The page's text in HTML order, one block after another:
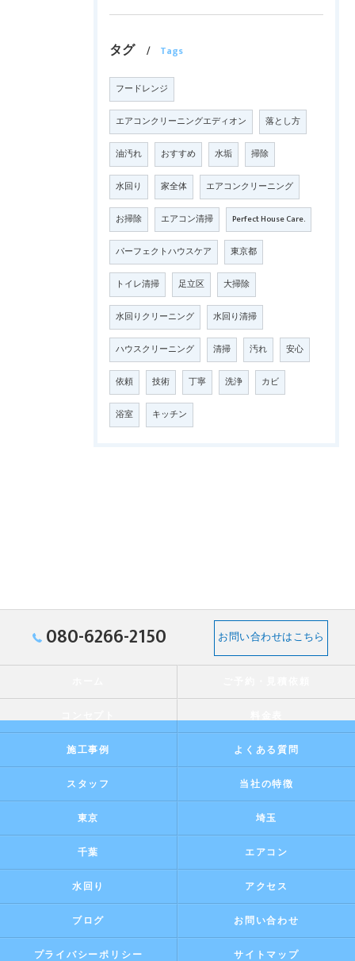
タグ Tags
フードレンジ
エアコンクリーニングエディオン 落とし方
油汚れ おすすめ 水垢 掃除
水回り 家全体 エアコンクリーニング
お掃除 エアコン清掃 Perfect House Care.
パーフェクトハウスケア 東京都
トイレ清掃 足立区 大掃除
水回りクリーニング 水回り清掃
ハウスクリーニング 清掃 汚れ 安心
依頼 技術 丁寧 洗浄 カビ
浴室 キッチン
080-6266-2150 お問い合わせはこちら
施工事例 よくある質問
スタッフ 当社の特徴
東京 埼玉
千葉 エアコン
水回り アクセス
ブログ お問い合わせ
プライバシーポリシー サイトマップ